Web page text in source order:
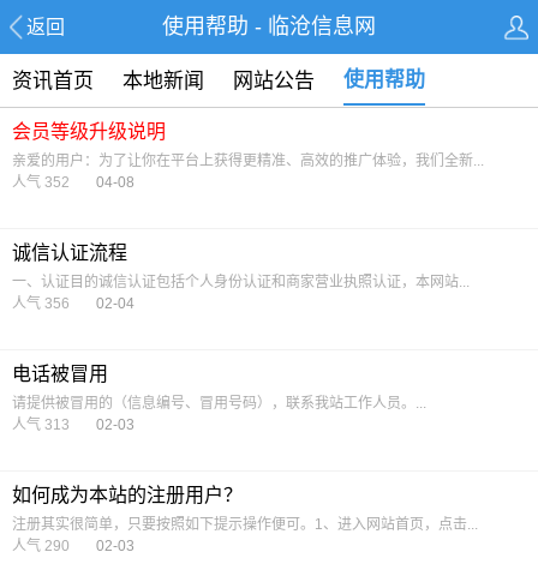
返回 使用帮助 - 临沧信息网
资讯首页 本地新闻 网站公告 使用帮助
会员等级升级说明
亲爱的用户：为了让你在平台上获得更精准、高效的推广体验，我们全新...
人气 352
04-08
诚信认证流程
一、认证目的诚信认证包括个人身份认证和商家营业执照认证，本网站...
人气 356
02-04
电话被冒用
请提供被冒用的（信息编号、冒用号码），联系我站工作人员。...
人气 313
02-03
如何成为本站的注册用户？
注册其实很简单，只要按照如下提示操作便可。1、进入网站首页，点击...
人气 290
02-03